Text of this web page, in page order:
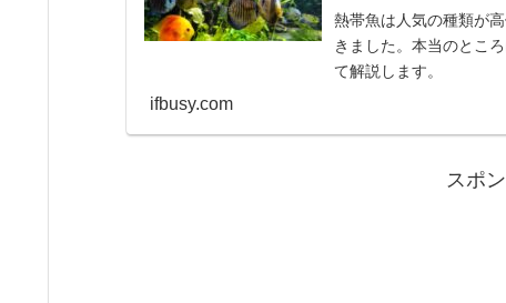
熱帯魚は人気の種類が
きました。本当のとこ
て解説します。
ifbusy.com
スポ